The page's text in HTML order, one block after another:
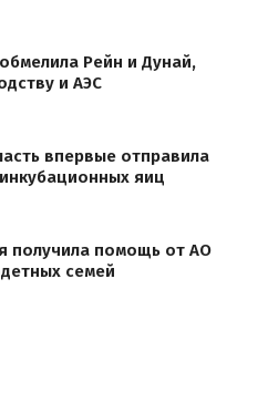
Рейн и Дунай,
и АЭС
впервые отправила
яиц
получила помощь от АО
семей